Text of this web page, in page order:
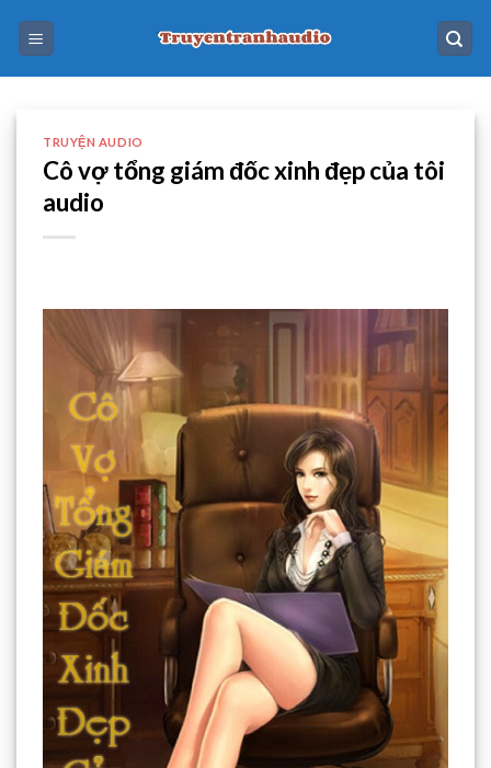
TRUYỆN AUDIO
Cô vợ tổng giám đốc xinh đẹp của tôi
audio